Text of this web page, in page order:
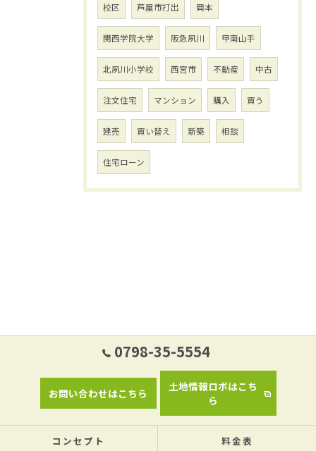
校区 芦屋市打出 岡本
関西学院大学 阪急夙川 甲南山手
北夙川小学校 西宮市 不動産 中古
注文住宅 マンション 購入 買う
建売 買い替え 新築 相談
住宅ローン
0798-35-5554
お問い合わせはこちら
土地情報ロボはこち
ら
コンセプト 料金表